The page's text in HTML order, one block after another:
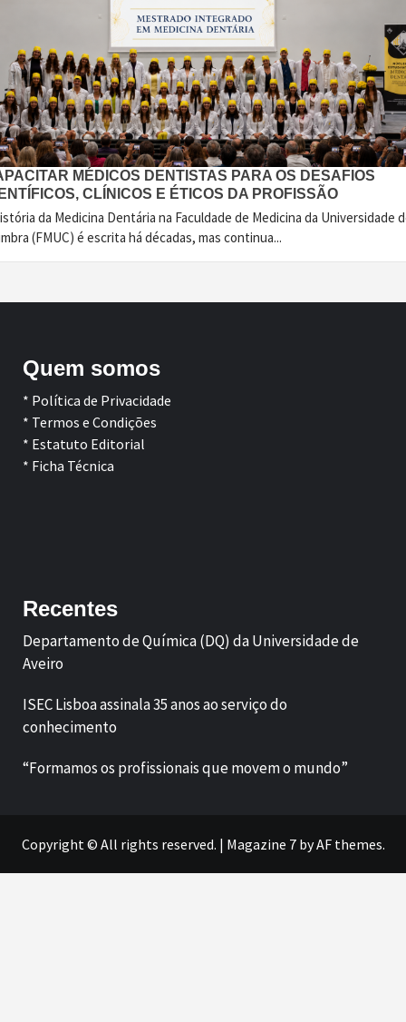
MÉDICOS DENTISTAS PARA OS DESAFIOS
CLÍNICOS E ÉTICOS DA PROFISSÃO
da Medicina Dentária na Faculdade de Medicina da Universidade
(FMUC) é escrita há décadas, mas continua...
Quem somos
* Política de Privacidade
* Termos e Condições
* Estatuto Editorial
* Ficha Técnica
Recentes
Departamento de Química (DQ) da Universidade de
Aveiro
ISEC Lisboa assinala 35 anos ao serviço do
conhecimento
“Formamos os profissionais que movem o mundo”
Copyright © All rights reserved. | Magazine 7by AF themes.